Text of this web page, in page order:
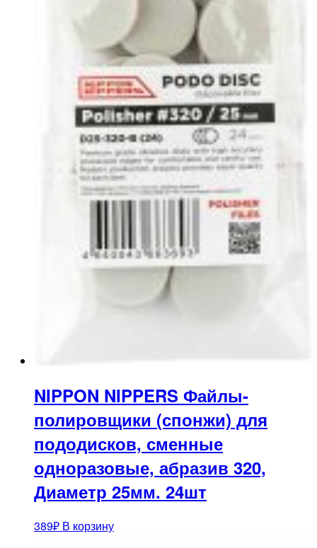
NIPPON NIPPERS Файлы-
полировщики (спонжи) для
пододисков, сменные
одноразовые, абразив 320,
Диаметр 25мм. 24шт
389₽ В корзину